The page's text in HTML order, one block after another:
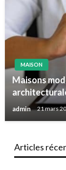
MAISON
Maisons
admin 21 mars
Articles